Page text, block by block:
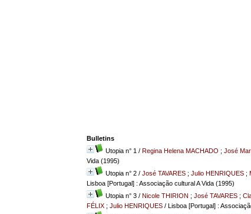
Bulletins
Utopia n° 1 / Regina Helena MACHADO ; José
Vida (1995)
Utopia n° 2/ José TAVARES; Julio HENRIQUES;
Lisboa [Portugal] : Associação cultural A Vida (1995)
Utopia n° 3/ Nicole THIRION ; José TAVARES;
FÉLIX; Julio HENRIQUES/ Lisboa [Portugal] :